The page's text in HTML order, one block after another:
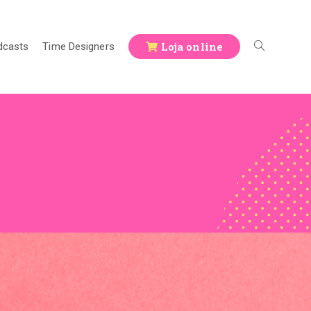
Time Designers Loja online